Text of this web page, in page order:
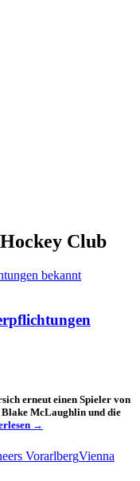
Club
erneut einen Spieler von
McLaughlin und die
→
VorarlbergVienna